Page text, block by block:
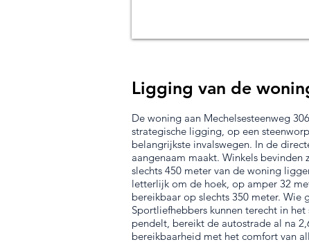
Ligging van de
De woning aan Mechelsesteenweg
strategische ligging, op een
belangrijkste invalswegen. In de
aangenaam maakt. Winkels
slechts 450 meter van de woning
letterlijk om de hoek, op amper 32
bereikbaar op slechts 350 meter.
Sportliefhebbers kunnen terecht in
pendelt, bereikt de autostrade al na
bereikbaarheid met het comfort van